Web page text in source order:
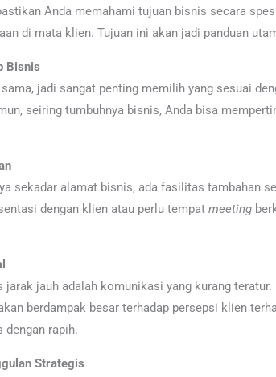
Anda memahami tujuan bisnis secara
di mata klien. Tujuan ini akan jadi panduan
Bisnis
sama, jadi sangat penting memilih yang sesuai
seiring tumbuhnya bisnis, Anda bisa
sekadar alamat bisnis, ada fasilitas tambahan
dengan klien atau perlu tempat meeting
jauh adalah komunikasi yang kurang
berdampak besar terhadap persepsi klien
rapih.
Strategis